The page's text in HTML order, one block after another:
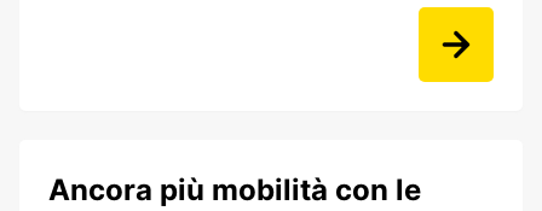
Ancora più mobilità con le